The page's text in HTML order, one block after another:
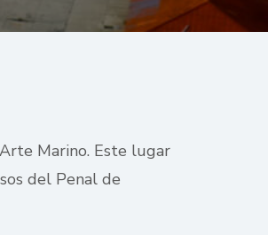
Marino. Este lugar
del Penal de